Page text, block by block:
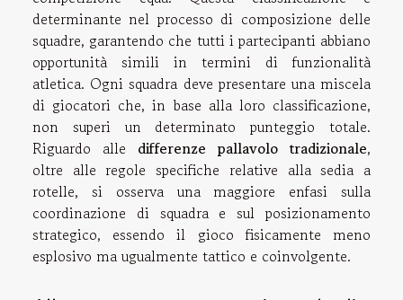
determinante nel processo di composizione delle
squadre, garantendo che tutti i partecipanti abbiano
opportunità simili in termini di funzionalità
atletica. Ogni squadra deve presentare una miscela
di giocatori che, in base alla loro classificazione,
non superi un determinato punteggio totale.
Riguardo alle differenze pallavolo tradizionale,
oltre alle regole specifiche relative alla sedia a
rotelle, si osserva una maggiore enfasi sulla
coordinazione di squadra e sul posizionamento
strategico, essendo il gioco fisicamente meno
esplosivo ma ugualmente tattico e coinvolgente.